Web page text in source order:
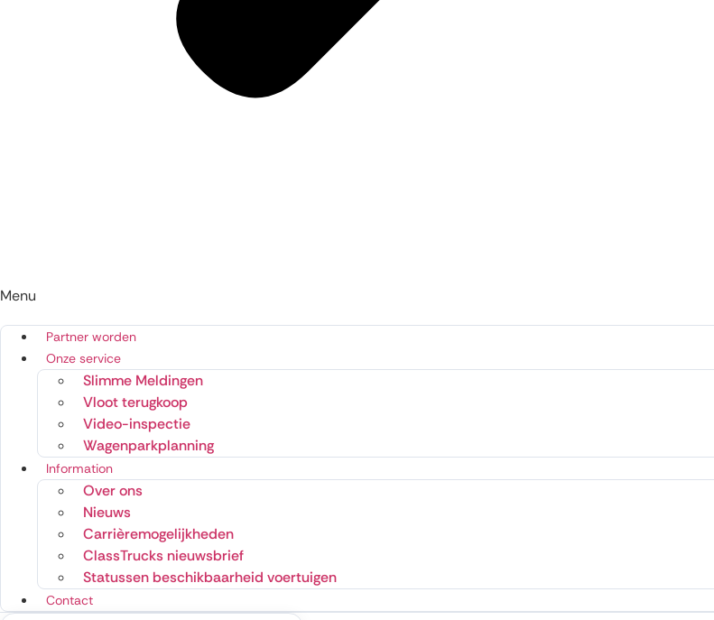
Menu
Partner worden
Onze service
Slimme Meldingen
Vloot terugkoop
Video-inspectie
Wagenparkplanning
Information
Over ons
Nieuws
Carrièremogelijkheden
ClassTrucks nieuwsbrief
Statussen beschikbaarheid voertuigen
Contact